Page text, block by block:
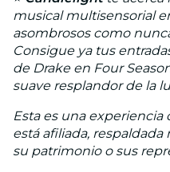
musical multisensorial
asombrosos como
Consigue ya tus
de Drake en Four
suave resplandor de la
Esta es una
está afiliada,
su patrimonio o sus